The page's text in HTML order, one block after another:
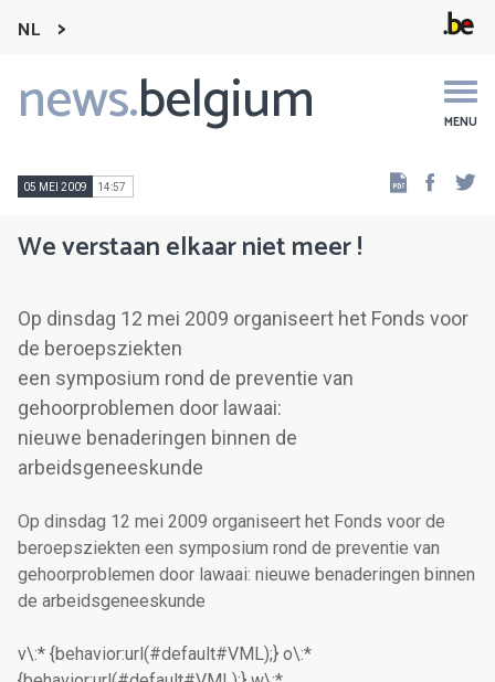
NL
news.belgium MENU
Main
navigation
05 MEI 2009 14:57
We verstaan elkaar niet meer !
Op dinsdag 12 mei 2009 organiseert het Fonds voor
de beroepsziekten
een symposium rond de preventie van
gehoorproblemen door lawaai:
nieuwe benaderingen binnen de
arbeidsgeneeskunde
Op dinsdag 12 mei 2009 organiseert het Fonds voor de
beroepsziekten een symposium rond de preventie van
gehoorproblemen door lawaai: nieuwe benaderingen binnen
de arbeidsgeneeskunde
v\:* {behavior:url(#default#VML);} o\:*